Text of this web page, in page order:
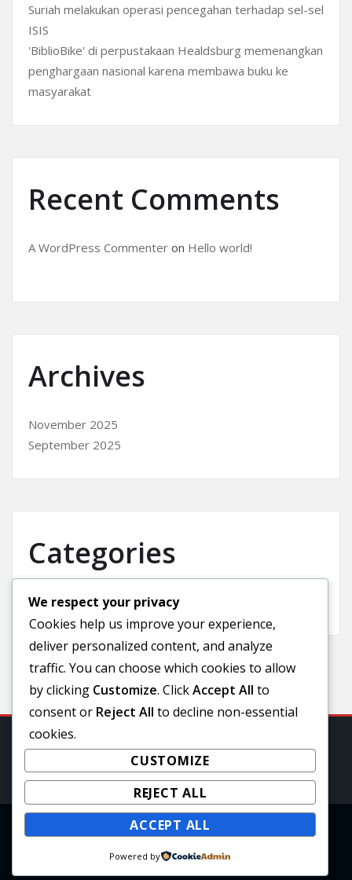
Suriah melakukan operasi pencegahan terhadap sel-sel
ISIS
'BiblioBike' di perpustakaan Healdsburg memenangkan
penghargaan nasional karena membawa buku ke
masyarakat
Recent Comments
A WordPress Commenter on Hello world!
Archives
November 2025
September 2025
Categories
Uncategorized
Copyright © 2025 | Powered byWordPress |
awpbusinesspress theme by A WP Life
We respect your privacy
Cookies help us improve your experience,
deliver personalized content, and analyze
traffic. You can choose which cookies to allow
by clicking Customize. ClickAccept All to
consent or Reject All to decline non-essential
cookies.
CUSTOMIZE
REJECT ALL
ACCEPT ALL
Powered by